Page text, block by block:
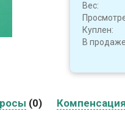
Вес:
Куплен:
В
(0)